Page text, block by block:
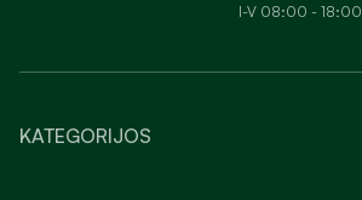
I-V 08:00 - 18:00
KATEGORIJOS